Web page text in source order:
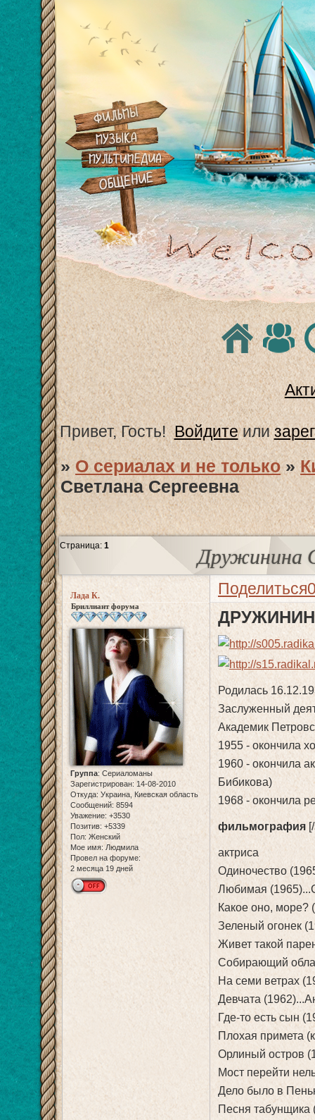
Привет, Гость! Войдитеили
»О сериалах и не только »
Светлана Сергеевна
Дружинина
Страница:1
Поделиться
Лада К.
Бриллиант форума
Группа: Сериаломаны
Зарегистрирован: 14-08-2010
Откуда: Украина, Киевская область
Сообщений: 8594
Уважение: +3530
Позитив: +5339
Пол: Женский
Мое имя: Людмила
Провел на форуме:
2 месяца 19 дней
Родилась
Заслуженный
Академик
1955 - окончила
1960 - окончила
Бибикова)
1968 - окончила
фильмография
актриса
Одиночество
Любимая
Какое оно,
Зеленый огонек
Живет такой
Собирающий
На семи ветрах
Девчата
Где-то есть сын
Плохая примета
Орлиный остров
Мост перейти
Дело было в
Песня табунщика